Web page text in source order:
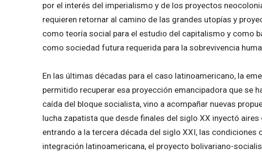
por el interés del imperialismo y de los proyectos
requieren retornar al camino de las grandes utopías y
como teoría social para el estudio del capitalismo y como
como sociedad futura requerida para la sobrevivencia
En las últimas décadas para el caso latinoamericano, la
permitido recuperar esa proyección emancipadora que se
caída del bloque socialista, vino a acompañar nuevas
lucha zapatista que desde finales del siglo XX inyectó
entrando a la tercera década del siglo XXI, las condiciones
integración latinoamericana, el proyecto bolivariano-